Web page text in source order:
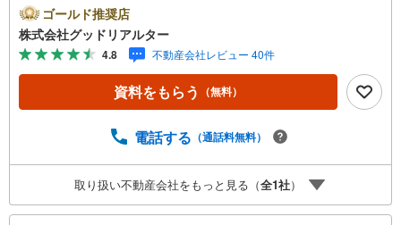
ている理由】不動産投資は賃貸需要と出口戦略を誤らなけ
れば失敗はしません。乱雑する多くの情報を精査し、お客
様の購入目的に沿った物件情報を提案させて頂きます。初
めての方は、最初に投資のリスクを理解頂き、シミュレー
ションなどを用いて将来の資産形成をイメージして頂きま
す。ご経験者の方々には、スムーズな取引ができるようし
い。皆様からのご連絡こころよりお待ちしております。≪
高い物件を取り扱っております。個人、法人、不動産会社
から多くの情報を収集し、ご期待を超える情報量をご提供
させて頂きます。
ゴールド推奨店
株式会社グッドリアルター
4.8 不動産会社レビュー 40件
資料をもらう （無料）
電話する （通話料無料）
取り扱い不動産会社をもっと見る（全1社）